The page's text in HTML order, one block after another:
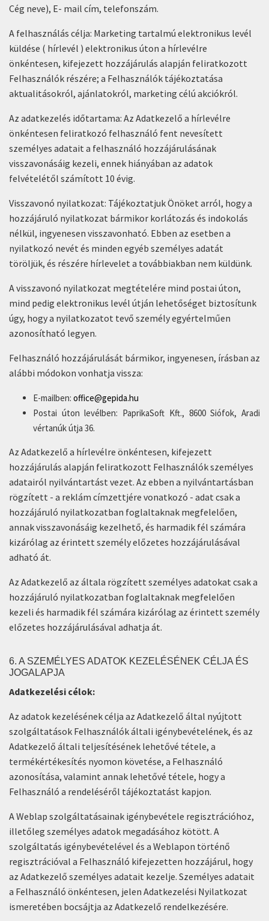
Cég neve), E- mail cím, telefonszám.
A felhasználás célja: Marketing tartalmú elektronikus levél
küldése ( hírlevél ) elektronikus úton a hírlevélre
önkéntesen, kifejezett hozzájárulás alapján feliratkozott
Felhasználók részére; a Felhasználók tájékoztatása
aktualitásokról, ajánlatokról, marketing célú akciókról.
Az adatkezelés időtartama: Az Adatkezelő a hírlevélre
önkéntesen feliratkozó felhasználó fent nevesített
személyes adatait a felhasználó hozzájárulásának
visszavonásáig kezeli, ennek hiányában az adatok
felvételétől számított 10 évig.
Visszavonó nyilatkozat: Tájékoztatjuk Önöket arról, hogy a
hozzájáruló nyilatkozat bármikor korlátozás és indokolás
nélkül, ingyenesen visszavonható. Ebben az esetben a
nyilatkozó nevét és minden egyéb személyes adatát
töröljük, és részére hírlevelet a továbbiakban nem küldünk.
A visszavonó nyilatkozat megtételére mind postai úton,
mind pedig elektronikus levél útján lehetőséget biztosítunk
úgy, hogy a nyilatkozatot tevő személy egyértelműen
azonosítható legyen.
Felhasználó hozzájárulását bármikor, ingyenesen, írásban az
alábbi módokon vonhatja vissza:
E-mailben: office@gepida.hu
Postai úton levélben: PaprikaSoft Kft., 8600 Siófok, Aradi
vértanúk útja 36.
Az Adatkezelő a hírlevélre önkéntesen, kifejezett
hozzájárulás alapján feliratkozott Felhasználók személyes
adatairól nyilvántartást vezet. Az ebben a nyilvántartásban
rögzített - a reklám címzettjére vonatkozó - adat csak a
hozzájáruló nyilatkozatban foglaltaknak megfelelően,
annak visszavonásáig kezelhető, és harmadik fél számára
kizárólag az érintett személy előzetes hozzájárulásával
adható át.
Az Adatkezelő az általa rögzített személyes adatokat csak a
hozzájáruló nyilatkozatban foglaltaknak megfelelően
kezeli és harmadik fél számára kizárólag az érintett személy
előzetes hozzájárulásával adhatja át.
6. A SZEMÉLYES ADATOK KEZELÉSÉNEK CÉLJA ÉS
JOGALAPJA
Adatkezelési célok:
Az adatok kezelésének célja az Adatkezelő által nyújtott
szolgáltatások Felhasználók általi igénybevételének, és az
Adatkezelő általi teljesítésének lehetővé tétele, a
termékértékesítés nyomon követése, a Felhasználó
azonosítása, valamint annak lehetővé tétele, hogy a
Felhasználó a rendeléséről tájékoztatást kapjon.
A Weblap szolgáltatásainak igénybevétele regisztrációhoz,
illetőleg személyes adatok megadásához kötött. A
szolgáltatás igénybevételével és a Weblapon történő
regisztrációval a Felhasználó kifejezetten hozzájárul, hogy
az Adatkezelő személyes adatait kezelje. Személyes adatait
a Felhasználó önkéntesen, jelen Adatkezelési Nyilatkozat
ismeretében bocsájtja az Adatkezelő rendelkezésére.